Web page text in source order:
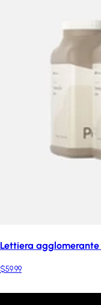
Lettiera agglomerante
$59.99